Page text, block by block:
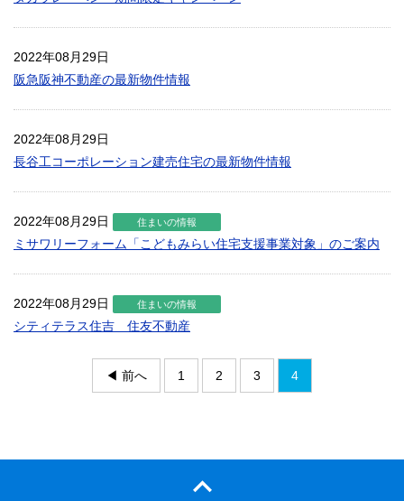
2022年08月29日
阪急阪神不動産の最新物件情報
2022年08月29日
長谷工コーポレーション建売住宅の最新物件情報
2022年08月29日 住まいの情報
ミサワリーフォーム「こどもみらい住宅支援事業対象」のご案内
2022年08月29日 住まいの情報
シティテラス住吉 住友不動産
◀ 前へ 1 2 3 4